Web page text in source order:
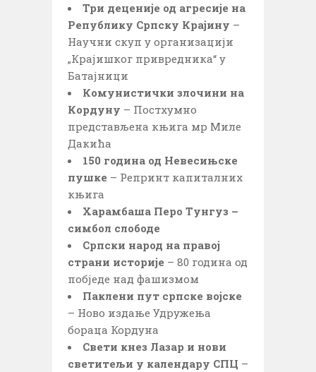
Три деценије од агресије на
Републику Српску Крајину –
Научни скуп у организацији
„Крајишког привредника“ у
Батајници
Комунистички злочини на
Кордуну – Постхумно
представљена књига мр Миле
Дакића
150 година од Невесињске
пушке – Репринт капиталних
књига
Харамбаша Перо Тунгуз –
симбол слободе
Српски народ на правој
страни историје – 80 година од
побједе над фашизмом
Паклени пут српске војске
– Ново издање Удружења
бораца Кордуна
Свети кнез Лазар и нови
светитељи у календару СПЦ –